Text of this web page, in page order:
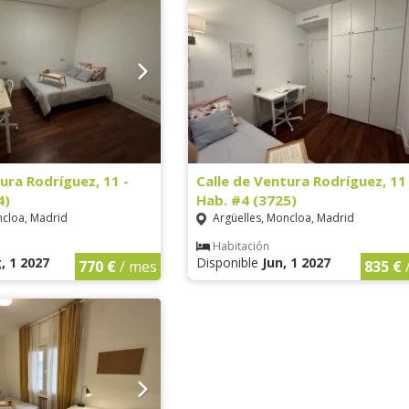
Rodríguez, 11 -
Madrid
1 2027 770 €/ mes
Calle de Ventura Rodríguez, 11
Hab. #4 (3725)
Argüelles, Moncloa, Madrid
Habitación
Disponible Jun, 1 2027 835 €